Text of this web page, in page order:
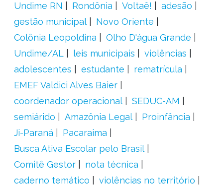
Undime RN
Rondônia Voltaê!
adesão
gestão municipal
Novo Oriente
Colônia Leopoldina
Olho D'água Grande
Undime/AL
leis municipais
violências
adolescentes
estudante
rematrícula
EMEF Valdici Alves Baier
coordenador operacional
SEDUC-AM
semiárido
Amazônia Legal
Proinfância
Ji-Paraná
Pacaraima
Busca Ativa Escolar pelo Brasil
Comitê Gestor
nota técnica
caderno temático
violências no território